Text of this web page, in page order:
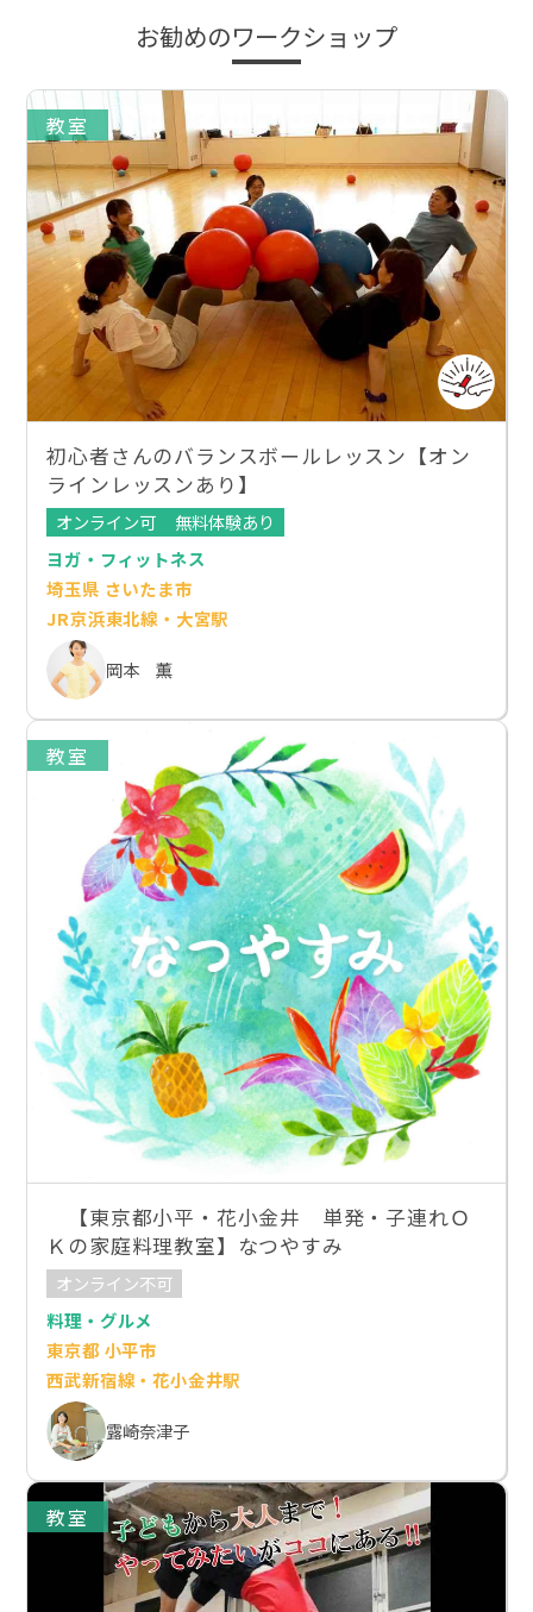
お勧めのワークショップ
教室
初心者さんのバランスボールレッスン【オン
ラインレッスンあり】
オンライン可
無料体験あり
ヨガ・フィットネス
埼玉県 さいたま市
JR京浜東北線・大宮駅
岡本 薫
教室
【東京都小平・花小金井 単発・子連れＯ
Ｋの家庭料理教室】なつやすみ
オンライン不可
料理・グルメ
東京都 小平市
西武新宿線・花小金井駅
露崎奈津子
教室